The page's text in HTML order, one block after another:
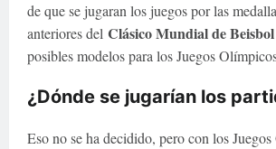
de que se jugaran los juegos por las
anteriores del Clásico Mundial de Beisbol
posibles modelos para los Juegos
¿Dónde se jugarían los
Eso no se ha decidido, pero con los